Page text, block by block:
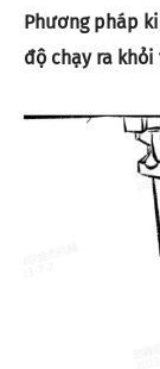
Phương pháp
độ chạy ra